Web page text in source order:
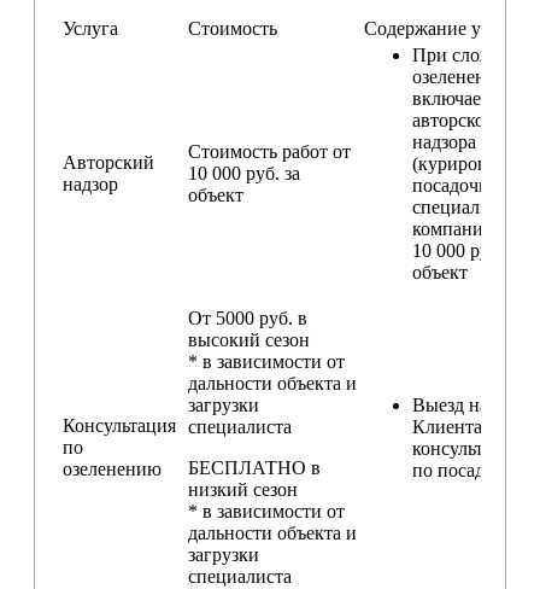
Услуга Стоимость Содержание услуги
Авторский
надзор
Стоимость работ от
10 000 руб. за
объект
При сложном
озеленении
включаем
авторского
надзора
(курирование
посадочных
специалистом
компании) —
10 000 руб. за
объект
Консультация
по
озеленению
От 5000 руб. в
высокий сезон
* в зависимости от
дальности объекта и
загрузки
специалиста
БЕСПЛАТНО в
низкий сезон
* в зависимости от
дальности объекта и
загрузки
специалиста
Выезд на
Клиента для
по посадкам